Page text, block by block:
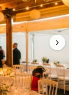
›